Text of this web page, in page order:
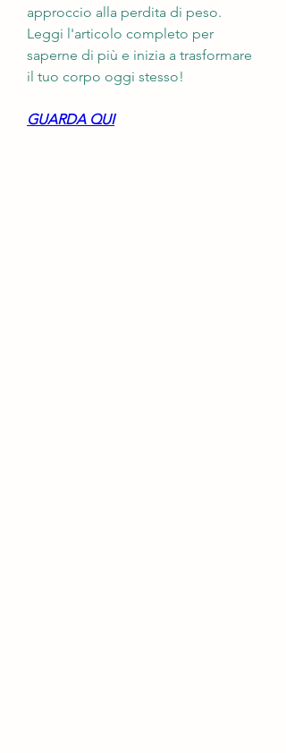
approccio alla perdita di peso.
Leggi l'articolo completo per
saperne di più e inizia a trasformare
il tuo corpo oggi stesso!
GUARDA QUI